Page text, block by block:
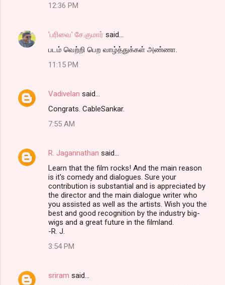
12:36 PM
'பரிவை' சே.குமார் said…
படம் வெற்றி பெற வாழ்த்துக்கள் அண்ணா.
11:15 PM
Vadivelan said…
Congrats. CableSankar.
7:55 AM
R. Jagannathan said…
Learn that the film rocks! And the main reason
is it's comedy and dialogues. Sure your
contribution is substantial and is appreciated by
the director and the main dialogue writer who
you assisted as well as the artists. Wish you the
best and good recognition by the industry big-
wigs and a great future in the filmland.
-R. J.
3:54 PM
sriram said…